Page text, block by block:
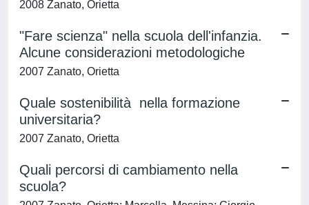
2008 Zanato, Orietta
"Fare scienza" nella scuola dell'infanzia.
Alcune considerazioni metodologiche
2007 Zanato, Orietta
Quale sostenibilità nella formazione
universitaria?
2007 Zanato, Orietta
Quali percorsi di cambiamento nella
scuola?